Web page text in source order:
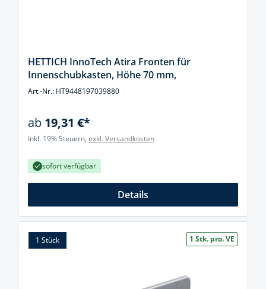
HETTICH InnoTech Atira Fronten für
Innenschubkasten, Höhe 70 mm,
Art.-Nr.: HT9448197039880
ab 19,31 €*
Inkl. 19% Steuern, exkl. Versandkosten
sofort verfügbar
Details
1 Stück 1 Stk. pro. VE